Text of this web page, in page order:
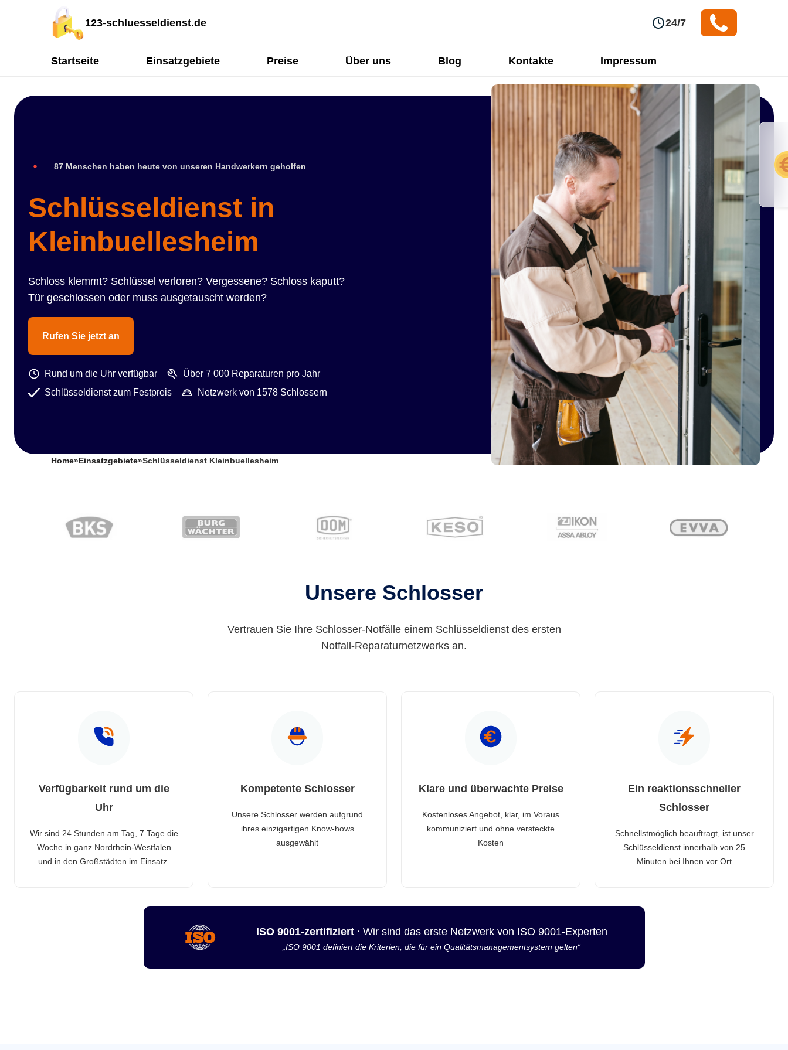
123-schluesseldienst.de 24/7
Startseite Einsatzgebiete Preise Über uns Blog Kontakte Impressum
87 Menschen haben heute von unseren Handwerkern geholfen
Schlüsseldienst in
Kleinbuellesheim
Schloss klemmt? Schlüssel verloren? Vergessene? Schloss kaputt?
Tür geschlossen oder muss ausgetauscht werden?
Rufen Sie jetzt an
Rund um die Uhr verfügbar
Über 7 000 Reparaturen pro Jahr
Schlüsseldienst zum Festpreis
Netzwerk von 1578 Schlossern
Home» Einsatzgebiete»Schlüsseldienst Kleinbuellesheim
Unsere Schlosser
Vertrauen Sie Ihre Schlosser-Notfälle einem Schlüsseldienst des ersten
Notfall-Reparaturnetzwerks an.
Verfügbarkeit rund um die
Uhr
Wir sind 24 Stunden am Tag, 7 Tage die
Woche in ganz Nordrhein-Westfalen
und in den Großstädten im Einsatz.
Kompetente Schlosser
Unsere Schlosser werden aufgrund
ihres einzigartigen Know-hows
ausgewählt
Klare und überwachte Preise
Kostenloses Angebot, klar, im Voraus
kommuniziert und ohne versteckte
Kosten
Ein reaktionsschneller
Schlosser
Schnellstmöglich beauftragt, ist unser
Schlüsseldienst innerhalb von 25
Minuten bei Ihnen vor Ort
ISO 9001-zertifiziert · Wir sind das erste Netzwerk von ISO 9001-Experten
„ISO 9001 definiert die Kriterien, die für ein Qualitätsmanagementsystem gelten“